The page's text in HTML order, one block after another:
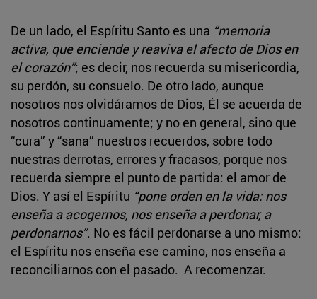
De un lado, el Espíritu Santo es una “memoria
activa, que enciende y reaviva el afecto de Dios en
el corazón”; es decir, nos recuerda su misericordia,
su perdón, su consuelo. De otro lado, aunque
nosotros nos olvidáramos de Dios, Él se acuerda de
nosotros continuamente; y no en general, sino que
“cura” y “sana” nuestros recuerdos, sobre todo
nuestras derrotas, errores y fracasos, porque nos
recuerda siempre el punto de partida: el amor de
Dios. Y así el Espíritu “pone orden en la vida: nos
enseña a acogernos, nos enseña a perdonar, a
perdonarnos”. No es fácil perdonarse a uno mismo:
el Espíritu nos enseña ese camino, nos enseña a
reconciliarnos con el pasado. A recomenzar.